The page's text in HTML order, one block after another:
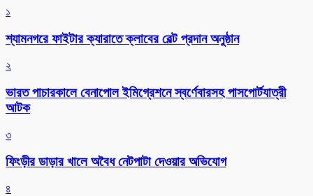
১
শ্যামনগরে ফাইটার ক্যারাতে ক্লাবের বেল্ট প্রদান অনুষ্ঠান
২
ভারত পাচারকালে বেনাপোল ইমিগ্রেশনে স্বর্ণেবারসহ পাসপোর্টযাত্রী
আটক
৩
ফিংড়ীর ডাড়ার খালে অবৈধ নেটপাটা দেওয়ার অভিযোগ
৪